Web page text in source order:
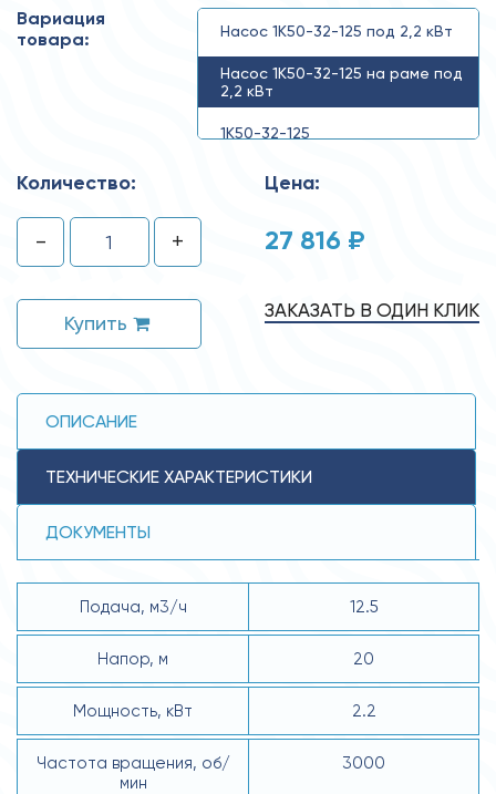
Вариация
товара:
Насос 1К50-32-125 под 2,2 кВт
Насос 1К50-32-125 на раме под
2,2 кВт
1К50-32-125
Количество:
- +
Купить
Цена:
27 816 ₽
ЗАКАЗАТЬ В ОДИН КЛИК
ОПИСАНИЕ
ТЕХНИЧЕСКИЕ ХАРАКТЕРИСТИКИ
ДОКУМЕНТЫ
Подача, м3/ч 12.5
Напор, м 20
Мощность, кВт 2.2
Частота вращения, об/
мин
3000